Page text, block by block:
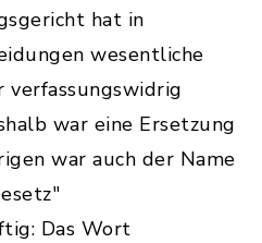
hat in
wesentliche
verfassungswidrig
war eine Ersetzung
war auch der Name
Das Wort